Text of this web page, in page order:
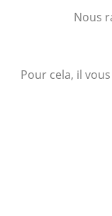
Nous
Pour cela, il